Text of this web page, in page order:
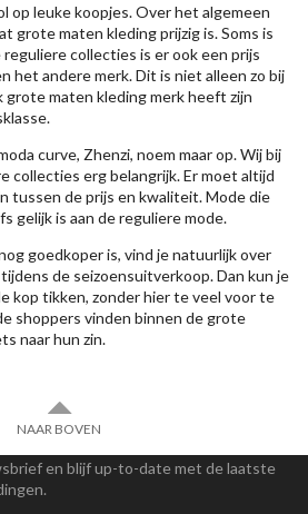
op leuke koopjes. Over het algemeen
grote maten kleding prijzig is. Soms is
reguliere collecties is er ook een prijs
het andere merk. Dit is niet alleen zo bij
grote maten kleding merk heeft zijn
curve, Zhenzi, noem maar op. Wij bij
collecties erg belangrijk. Er moet altijd
tussen de prijs en kwaliteit. Mode die
gelijk is aan de reguliere mode.
goedkoper is, vind je natuurlijk over
de seizoensuitverkoop. Dan kun je
kop tikken, zonder hier te veel voor te
shoppers vinden binnen de grote
naar hun zin.
NAAR BOVEN
en blijf up-to-date met de laatste